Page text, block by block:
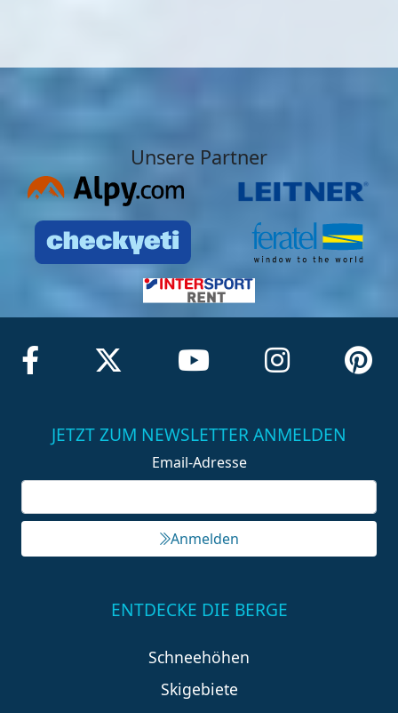
Unsere Partner
JETZT ZUM NEWSLETTER ANMELDEN
Email-Adresse
Anmelden
ENTDECKE DIE BERGE
Schneehöhen
Skigebiete